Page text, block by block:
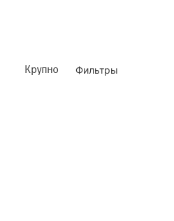
Крупно Фильтры